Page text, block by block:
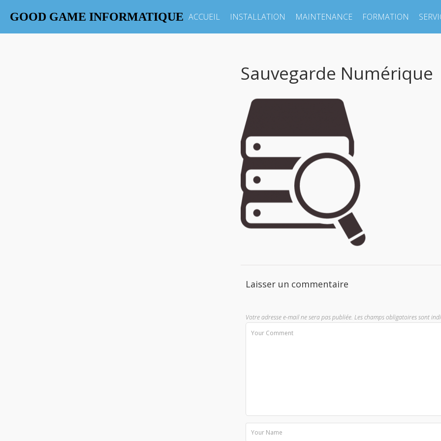
GOOD GAME INFORMATIQUE ACCUEIL INSTALLATION MAINTENANCE FORMATION
Sauvegarde Numérique
Laisser un commentaire
Votre adresse e-mail ne sera pas publiée. Les champs obligatoires sont